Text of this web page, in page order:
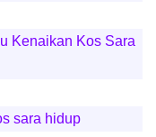
Kenaikan Kos Sara
sara hidup